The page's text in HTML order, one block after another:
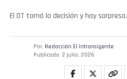
El DT tomó la decisión y hay sorpresa.
Por Redacción El intransigente
Publicado 2 julio, 2026